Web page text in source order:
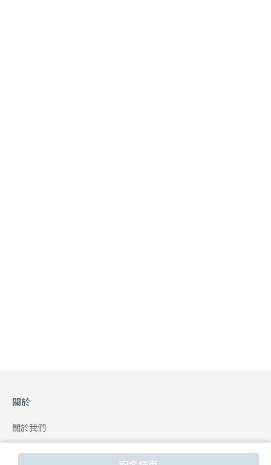
關於
關於我們
合作申請